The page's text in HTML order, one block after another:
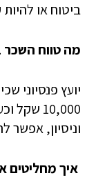
ביטוח או
מה טווח
10,000
וניסיון, אפשר להגיע ל-
איך מחליטים